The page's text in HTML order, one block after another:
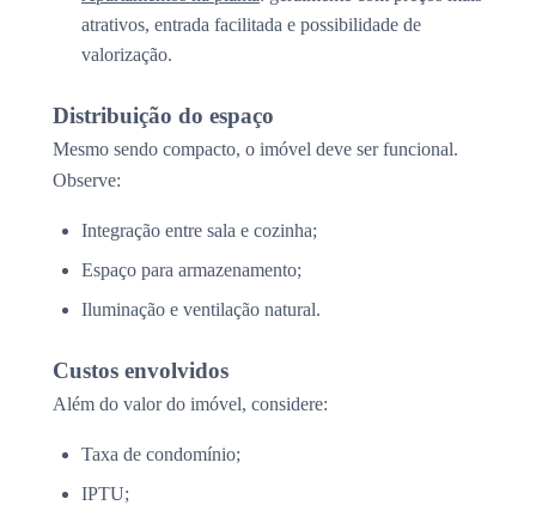
atrativos, entrada facilitada e possibilidade de
valorização.
Distribuição do espaço
Mesmo sendo compacto, o imóvel deve ser funcional.
Observe:
Integração entre sala e cozinha;
Espaço para armazenamento;
Iluminação e ventilação natural.
Custos envolvidos
Além do valor do imóvel, considere:
Taxa de condomínio;
IPTU;